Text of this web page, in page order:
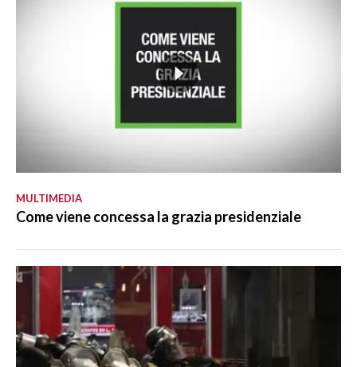
MULTIMEDIA
Come viene concessa la grazia presidenziale